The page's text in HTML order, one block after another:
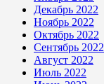
Декабрь 2022
Ноябрь 2022
Октябрь 2022
Сентябрь 2022
Август 2022
Июль 2022